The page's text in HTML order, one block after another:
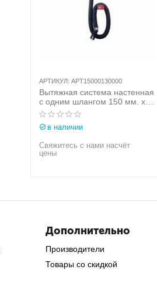
АРТИКУЛ: APT15000130000
Вытяжная система настенная
с одним шлангом 150 мм. х
13 м. Aerservice (Италия) арт.
APT15000130000
в наличии
Свяжитесь с нами насчёт
цены
Дополнительно
Производители
Товары со скидкой